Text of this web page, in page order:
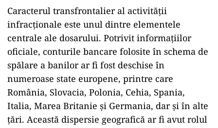
Caracterul transfrontalier al activității
infracționale este unul dintre elementele
centrale ale dosarului. Potrivit informațiilor
oficiale, conturile bancare folosite în schema de
spălare a banilor ar fi fost deschise în
numeroase state europene, printre care
România, Slovacia, Polonia, Cehia, Spania,
Italia, Marea Britanie și Germania, dar și în alte
țări. Această dispersie geografică ar fi avut rolul